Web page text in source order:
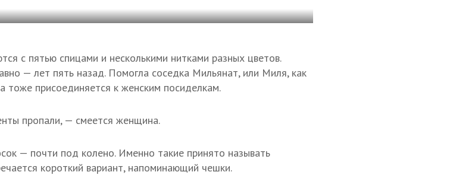
с пятью спицами и несколькими нитками разных цветов.
— лет пять назад. Помогла соседка Мильянат, или Миля, как
тоже присоединяется к женским посиделкам.
пропали, — смеется женщина.
— почти под колено. Именно такие принято называть
короткий вариант, напоминающий чешки.